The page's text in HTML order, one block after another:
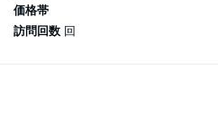
価格帯
訪問回数 回